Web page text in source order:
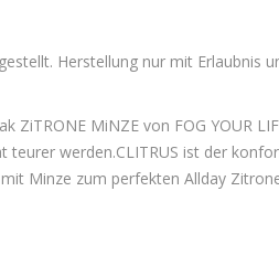
Herstellung nur mit Erlaubnis
ZiTRONE MiNZE von FOG YOUR
werden.CLITRUS ist der
Minze zum perfekten Allday